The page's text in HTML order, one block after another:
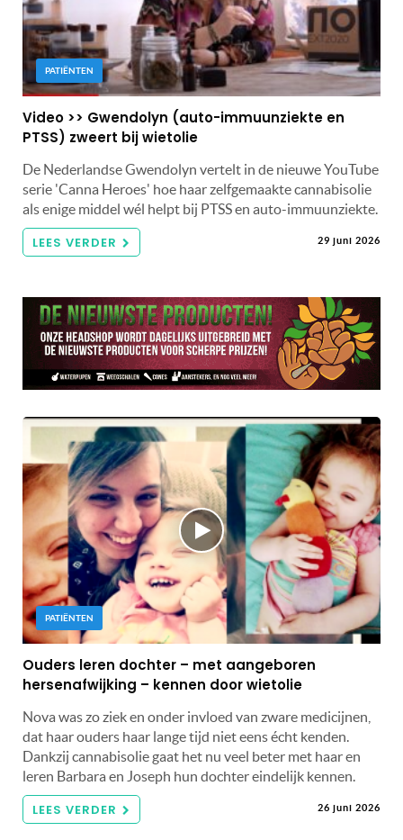
PATIËNTEN
Video >> Gwendolyn (auto-immuunziekte en
PTSS) zweert bij wietolie
De Nederlandse Gwendolyn vertelt in de nieuwe YouTube
serie 'Canna Heroes' hoe haar zelfgemaakte cannabisolie
als enige middel wél helpt bij PTSS en auto-immuunziekte.
LEES VERDER 29 juni 2026
PATIËNTEN
Ouders leren dochter – met aangeboren
hersenafwijking – kennen door wietolie
Nova was zo ziek en onder invloed van zware medicijnen,
dat haar ouders haar lange tijd niet eens écht kenden.
Dankzij cannabisolie gaat het nu veel beter met haar en
leren Barbara en Joseph hun dochter eindelijk kennen.
LEES VERDER 26 juni 2026